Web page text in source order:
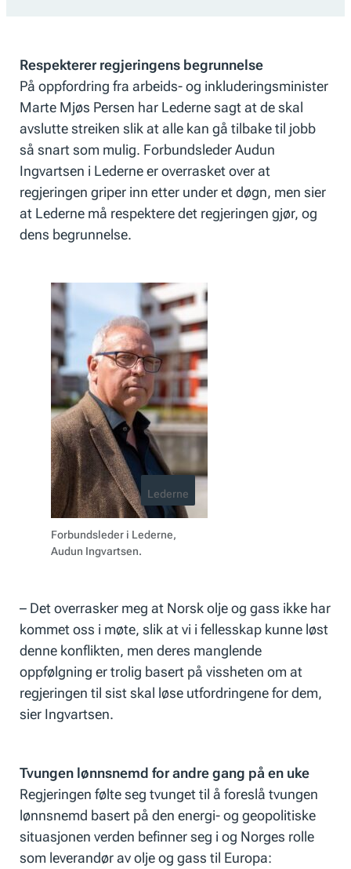
Respekterer regjeringens begrunnelse
På oppfordring fra arbeids- og inkluderingsminister
Marte Mjøs Persen har Lederne sagt at de skal
avslutte streiken slik at alle kan gå tilbake til jobb
så snart som mulig. Forbundsleder Audun
Ingvartsen i Lederne er overrasket over at
regjeringen griper inn etter under et døgn, men sier
at Lederne må respektere det regjeringen gjør, og
dens begrunnelse.
Lederne
Forbundsleder i Lederne,
Audun Ingvartsen.
– Det overrasker meg at Norsk olje og gass ikke har
kommet oss i møte, slik at vi i fellesskap kunne løst
denne konflikten, men deres manglende
oppfølgning er trolig basert på vissheten om at
regjeringen til sist skal løse utfordringene for dem,
sier Ingvartsen.
Tvungen lønnsnemd for andre gang på en uke
Regjeringen følte seg tvunget til å foreslå tvungen
lønnsnemd basert på den energi- og geopolitiske
situasjonen verden befinner seg i og Norges rolle
som leverandør av olje og gass til Europa: